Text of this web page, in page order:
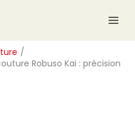
Robuso Kai : précision